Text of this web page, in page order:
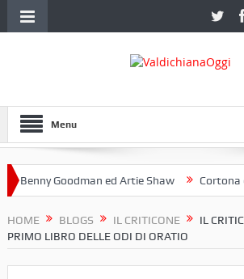
Menu
Goodman ed Artie Shaw Cortona e
HOME BLOGS IL CRITICONE
IL
PRIMO LIBRO DELLE ODI DI ORATIO